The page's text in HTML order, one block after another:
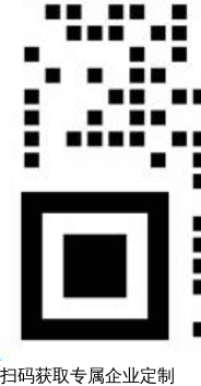
扫码获取专属企业定制